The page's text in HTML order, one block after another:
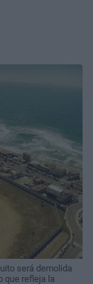
será demolida
que refleja la